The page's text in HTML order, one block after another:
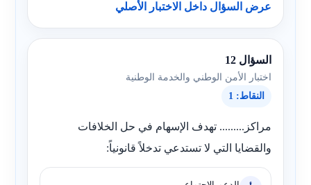
عرض السؤال داخل الاختبار الأصلي
السؤال 12
اختبار الأمن الوطني والخدمة الوطنية
النقاط: 1
مراكز......... تهدف الإسهام في حل الخلافات
والقضايا التي لا تستدعي تدخلاً قانونياً: